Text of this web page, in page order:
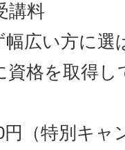
講料
広い方に選
資格を取得
（特別キャ